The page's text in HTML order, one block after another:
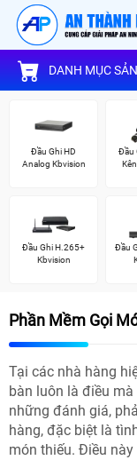
DANH MỤC
Đầu Ghi HD
Analog Kbvision
Đầu
Đầu Ghi H.265+
Kbvision
Đầu
Phần Mềm Gọi
Tại các nhà hàng
bàn luôn là điều
những đánh giá,
hàng, đặc biệt là
món thiếu. Điều